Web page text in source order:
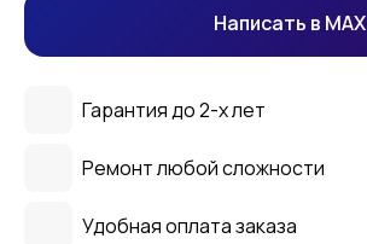
Написать в MAX
Гарантия до 2-х лет
Ремонт любой сложности
Удобная оплата заказа